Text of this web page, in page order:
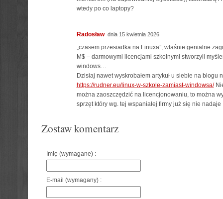
wtedy po co laptopy?
Radosławdnia 15 kwietnia 2026
„czasem przesiadka na Linuxa”, właśnie genialne
M$ – darmowymi licencjami szkolnymi stworzyli
windows…
Dzisiaj nawet wyskrobałem artykuł u siebie na blogu
https://rudner.eu/linux-w-szkole-zamiast-windowsa/
można zaoszczędzić na licencjonowaniu, to można
sprzęt który wg. tej wspaniałej firmy już się nie nadaje
Zostaw komentarz
Imię (wymagane) :
E-mail (wymagany) :